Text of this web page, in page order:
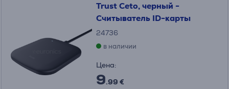
Trust Ceto, черный -
Считыватель ID-карты
24736
в наличии
Цена:
9.99 €